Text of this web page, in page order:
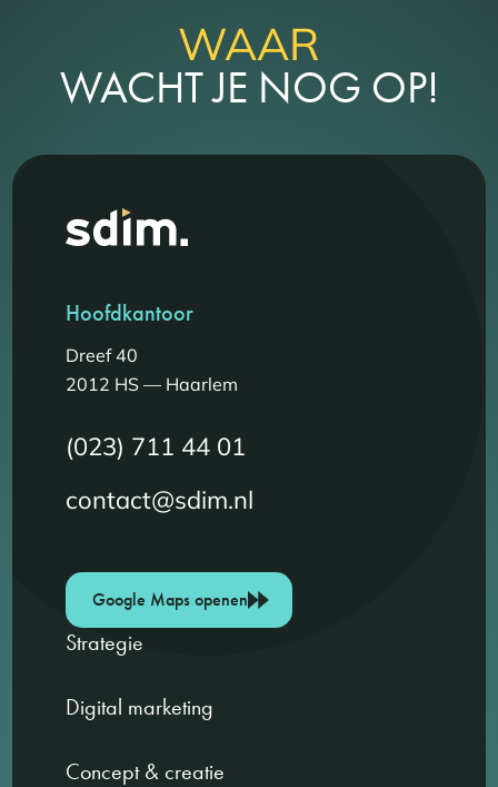
WAAR
WACHT JE NOG OP!
Hoofdkantoor
Dreef 40
2012 HS — Haarlem
(023) 711 44 01
contact@sdim.nl
Google Maps openen
Strategie
Digital marketing
Concept & creatie